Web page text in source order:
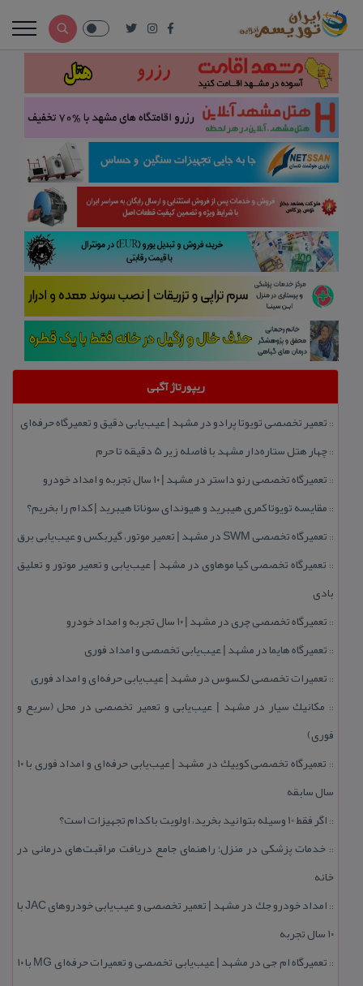
ریپورتاژ آگهی
:: تعمیر تخصصی تویوتا پرادو در مشهد | عیب‌یابی دقیق و تعمیرگاه حرفه‌ای
::چهار هتل‌ ستاره‌دار مشهد با فاصله زیر 5 دقیقه تا حرم
:: تعمیرگاه تخصصی رنو داستر در مشهد | ۱۰ سال تجربه و امداد خودرو
:: مقایسه تویوتا كمری هیبرید و هیوندای سوناتا هیبرید | كدام را بخریم؟
:: تعمیرگاه تخصصی SWM در مشهد | تعمیر موتور، گیربكس و عیب‌یابی برق
:: تعمیرگاه تخصصی كیا موهاوی در مشهد | عیب‌یابی و تعمیر موتور و تعلیق
بادی
:: تعمیرگاه تخصصی چری در مشهد | ۱۰ سال تجربه و امداد خودرو
:: تعمیرگاه هایما در مشهد | عیب‌یابی تخصصی و امداد فوری
:: تعمیرات تخصصی لكسوس در مشهد | عیب‌یابی حرفه‌ای و امداد فوری
:: مكانیك سیار در مشهد | عیب‌یابی و تعمیر تخصصی در محل (سریع و
فوری)
::
تعمیرگاه تخصصی كوییك در مشهد | عیب‌یابی حرفه‌ای و امداد فوری با ۱۰
سال سابقه
:: اگر فقط 10 وسیله بتوانید بخرید، اولویت با كدام تجهیزات است؟
:: خدمات پزشكی در منزل؛ راهنمای جامع دریافت مراقبت‌های درمانی در
خانه
::
امداد خودرو جك در مشهد | تعمیر تخصصی و عیب‌یابی خودروهای JAC با
۱۰ سال تجربه
::
تعمیرگاه ام جی در مشهد | عیب‌یابی تخصصی و تعمیرات حرفه‌ای MG با ۱۰